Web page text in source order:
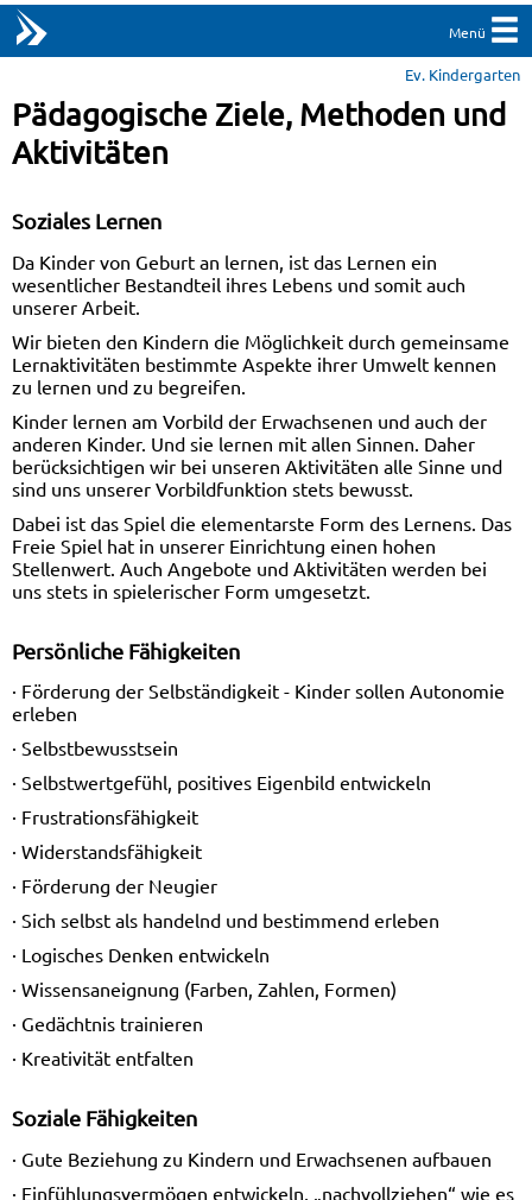
Menü
Ev. Kindergarten
Pädagogische Ziele, Methoden und
Aktivitäten
Soziales Lernen
Da Kinder von Geburt an lernen, ist das Lernen ein
wesentlicher Bestandteil ihres Lebens und somit auch
unserer Arbeit.
Wir bieten den Kindern die Möglichkeit durch gemeinsame
Lernaktivitäten bestimmte Aspekte ihrer Umwelt kennen
zu lernen und zu begreifen.
Kinder lernen am Vorbild der Erwachsenen und auch der
anderen Kinder. Und sie lernen mit allen Sinnen. Daher
berücksichtigen wir bei unseren Aktivitäten alle Sinne und
sind uns unserer Vorbildfunktion stets bewusst.
Dabei ist das Spiel die elementarste Form des Lernens. Das
Freie Spiel hat in unserer Einrichtung einen hohen
Stellenwert. Auch Angebote und Aktivitäten werden bei
uns stets in spielerischer Form umgesetzt.
Persönliche Fähigkeiten
· Förderung der Selbständigkeit - Kinder sollen Autonomie
erleben
· Selbstbewusstsein
· Selbstwertgefühl, positives Eigenbild entwickeln
· Frustrationsfähigkeit
· Widerstandsfähigkeit
· Förderung der Neugier
· Sich selbst als handelnd und bestimmend erleben
· Logisches Denken entwickeln
· Wissensaneignung (Farben, Zahlen, Formen)
· Gedächtnis trainieren
· Kreativität entfalten
Soziale Fähigkeiten
· Gute Beziehung zu Kindern und Erwachsenen aufbauen
· Einfühlungsvermögen entwickeln, „nachvollziehen“ wie es